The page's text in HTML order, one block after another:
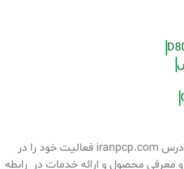
فروشگاه ایران پی سی پی به آدرس iranpcp.com فعالیت خود را در
فروش و معرفی محصول و ارائه خدمات در رابطه